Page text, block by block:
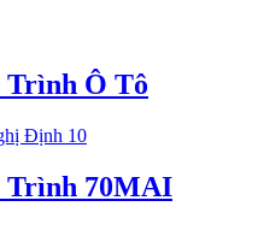
Trình Ô Tô
Định 10
Trình 70MAI